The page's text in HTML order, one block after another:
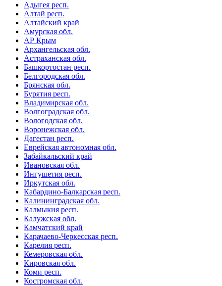
Адыгея респ.
Алтай респ.
Алтайский край
Амурская обл.
АР Крым
Архангельская обл.
Астраханская обл.
Башкортостан респ.
Белгородская обл.
Брянская обл.
Бурятия респ.
Владимирская обл.
Волгоградская обл.
Вологодская обл.
Воронежская обл.
Дагестан респ.
Еврейская автономная обл.
Забайкальский край
Ивановская обл.
Ингушетия респ.
Иркутская обл.
Кабардино-Балкарская респ.
Калининградская обл.
Калмыкия респ.
Калужская обл.
Камчатский край
Карачаево-Черкесская респ.
Карелия респ.
Кемеровская обл.
Кировская обл.
Коми респ.
Костромская обл.